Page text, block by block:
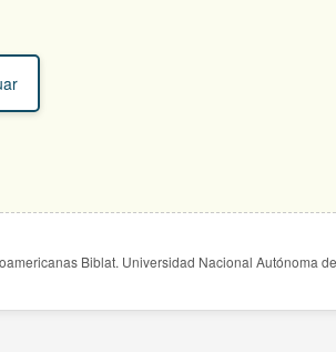
Biblat. Universidad Nacional Autónoma